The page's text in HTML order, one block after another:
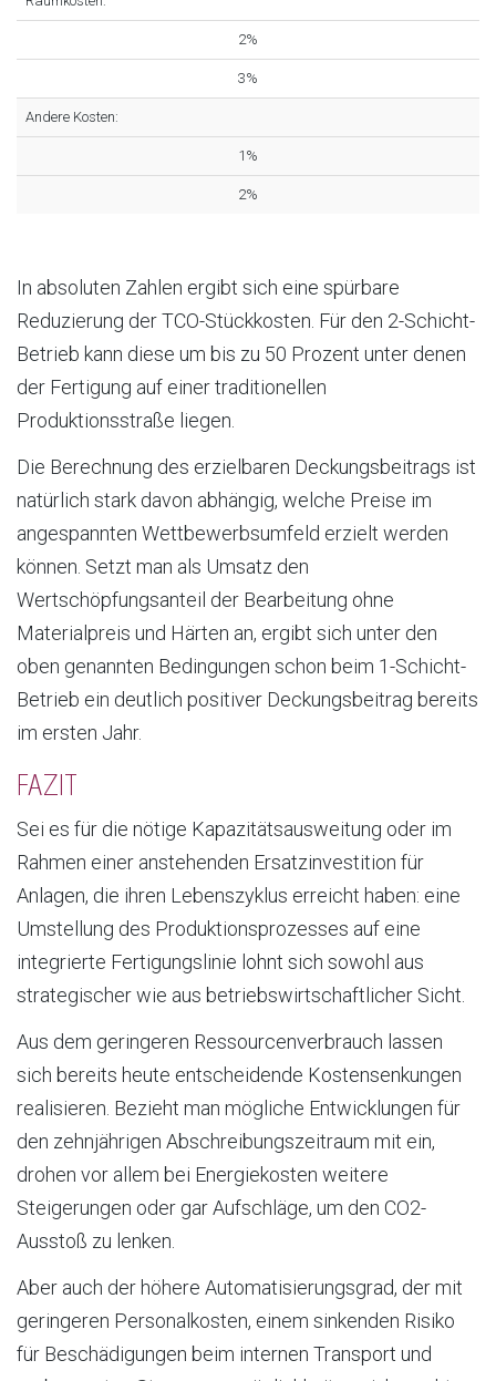
2%
3%
Andere Kosten:
1%
2%
In absoluten Zahlen ergibt sich eine spürbare
Reduzierung der TCO-Stückkosten. Für den 2-Schicht-
Betrieb kann diese um bis zu 50 Prozent unter denen
der Fertigung auf einer traditionellen
Produktionsstraße liegen.
Die Berechnung des erzielbaren Deckungsbeitrags ist
natürlich stark davon abhängig, welche Preise im
angespannten Wettbewerbsumfeld erzielt werden
können. Setzt man als Umsatz den
Wertschöpfungsanteil der Bearbeitung ohne
Materialpreis und Härten an, ergibt sich unter den
oben genannten Bedingungen schon beim 1-Schicht-
Betrieb ein deutlich positiver Deckungsbeitrag bereits
im ersten Jahr.
FAZIT
Sei es für die nötige Kapazitätsausweitung oder im
Rahmen einer anstehenden Ersatzinvestition für
Anlagen, die ihren Lebenszyklus erreicht haben: eine
Umstellung des Produktionsprozesses auf eine
integrierte Fertigungslinie lohnt sich sowohl aus
strategischer wie aus betriebswirtschaftlicher Sicht.
Aus dem geringeren Ressourcenverbrauch lassen
sich bereits heute entscheidende Kostensenkungen
realisieren. Bezieht man mögliche Entwicklungen für
den zehnjährigen Abschreibungszeitraum mit ein,
drohen vor allem bei Energiekosten weitere
Steigerungen oder gar Aufschläge, um den CO2-
Ausstoß zu lenken.
Aber auch der höhere Automatisierungsgrad, der mit
geringeren Personalkosten, einem sinkenden Risiko
für Beschädigungen beim internen Transport und